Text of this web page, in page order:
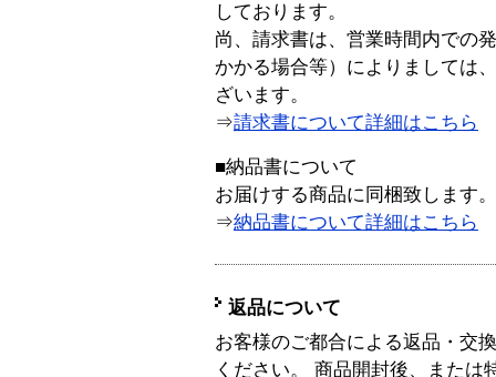
しております。
尚、請求書は、営業時間内での
かかる場合等）によりましては
ざいます。
⇒請求書について詳細はこちら
■納品書について
お届けする商品に同梱致します。
⇒納品書について詳細はこちら
返品について
お客様のご都合による返品・交
ください。 商品開封後、または